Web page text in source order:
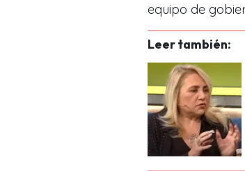
equipo de
Leer también: